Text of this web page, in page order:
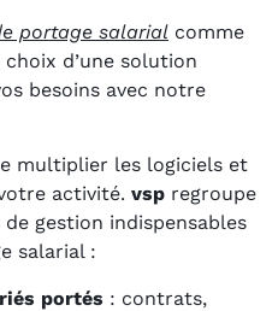
portage salarial comme
d’une solution
besoins avec notre
multiplier les logiciels et
activité. vsp regroupe
gestion indispensables
salarial :
portés : contrats,